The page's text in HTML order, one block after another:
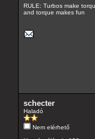
RULE: Turbos make
and torque makes fun
schecter
Haladó
Nem elérhető